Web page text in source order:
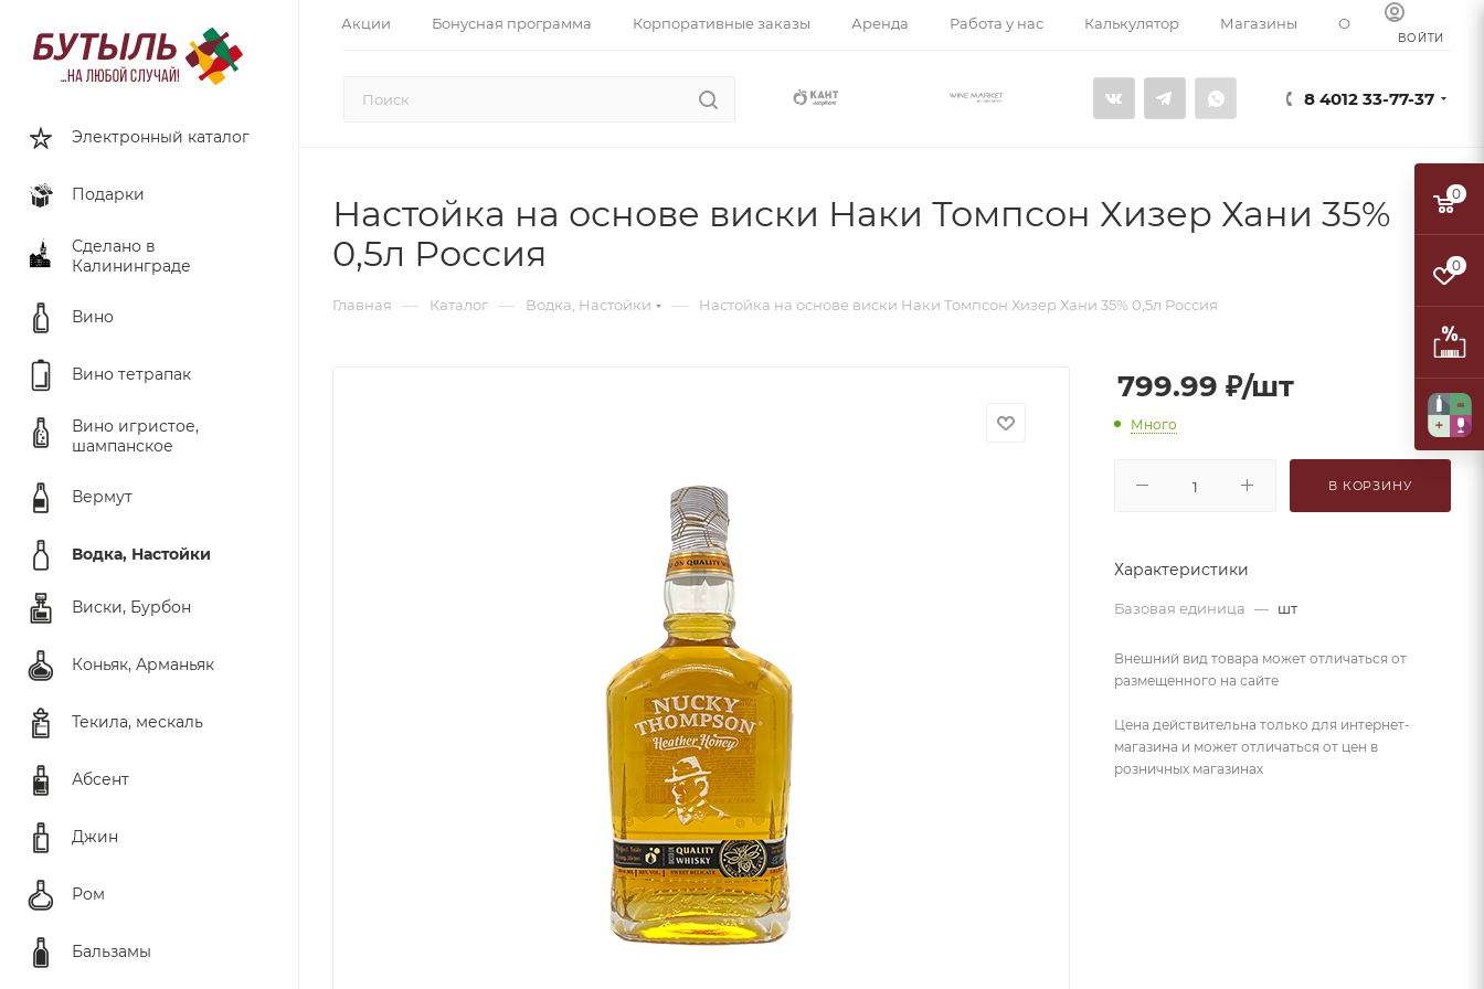
Акции Бонусная программа Корпоративные заказы Аренда Работа у нас Калькулятор Магазины О компании
ВОЙТИ
8 4012 33-77-37
Электронный каталог
Подарки
Сделано в
Калининграде
Вино
Вино тетрапак
Вино игристое,
шампанское
Вермут
Водка, Настойки
Виски, Бурбон
Коньяк, Арманьяк
Текила, мескаль
Абсент
Джин
Ром
Бальзамы
Настойка на основе виски Наки Томпсон Хизер Хани 35%
0,5л Россия
Главная — Каталог — Водка, Настойки — Настойка на основе виски Наки Томпсон Хизер Хани 35% 0,5л Россия
799.99 ₽/шт
Много
В КОРЗИНУ
Характеристики
Базовая единица — шт
Внешний вид товара может отличаться от
размещенного на сайте
Цена действительна только для интернет-
магазина и может отличаться от цен в
розничных магазинах
0
0